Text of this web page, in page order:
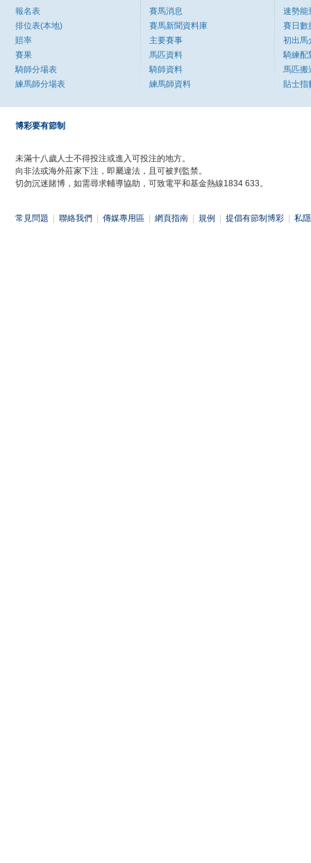
報名表
排位表(本地)
賠率
賽果
騎師分場表
練馬師分場表
賽馬消息
賽馬新聞資料庫
主要賽事
馬匹資料
騎師資料
練馬師資料
速勢能
賽日數
初出馬
騎練配
馬匹搬
貼士指
博彩要有節制
未滿十八歲人士不得投注或進入可投注的地方。
向非法或海外莊家下注，即屬違法，且可被判監禁。
切勿沉迷賭博，如需尋求輔導協助，可致電平和基金熱線1834 633。
常見問題 聯絡我們 傳媒專用區 網頁指南 規例 提倡有節制博彩 私